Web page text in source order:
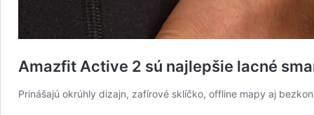
Amazfit Active 2 sú najlepšie lacné
Prinášajú okrúhly dizajn, zafírové sklíčko, offline mapy aj